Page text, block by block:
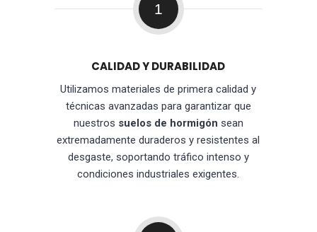
1
CALIDAD Y DURABILIDAD
Utilizamos materiales de primera calidad y
técnicas avanzadas para garantizar que
nuestros suelos de hormigón sean
extremadamente duraderos y resistentes al
desgaste, soportando tráfico intenso y
condiciones industriales exigentes.